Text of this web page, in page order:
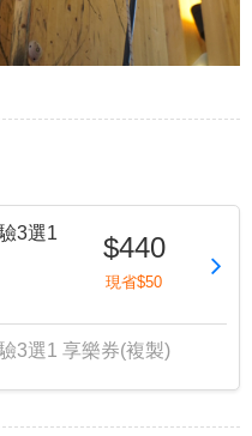
3選1
$440
現省$50
3選1 享樂券(複製)